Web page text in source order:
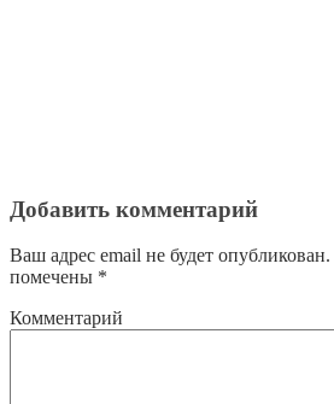
Добавить комментарий
Ваш адрес email не будет опубликован.
помечены *
Комментарий